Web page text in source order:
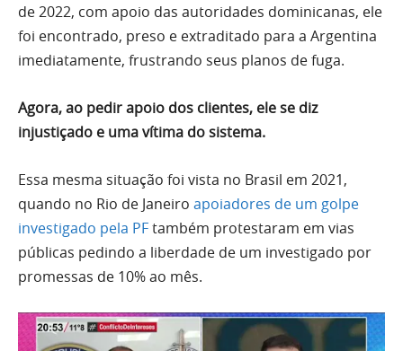
de 2022, com apoio das autoridades dominicanas, ele
foi encontrado, preso e extraditado para a Argentina
imediatamente, frustrando seus planos de fuga.
Agora, ao pedir apoio dos clientes, ele se diz
injustiçado e uma vítima do sistema.
Essa mesma situação foi vista no Brasil em 2021,
quando no Rio de Janeiro apoiadores de um golpe
investigado pela PFtambém protestaram em vias
públicas pedindo a liberdade de um investigado por
promessas de 10% ao mês.